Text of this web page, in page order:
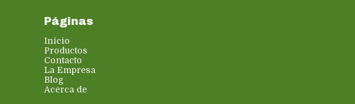
Páginas
Inicio
Productos
Contacto
La Empresa
Blog
Acerca de